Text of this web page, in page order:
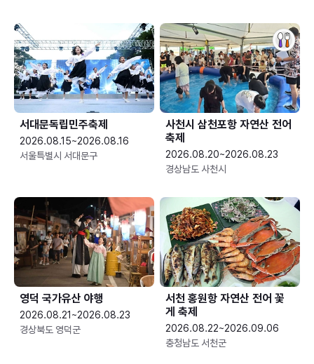
서대문독립민주축제
2026.08.15~2026.08.16
서울특별시 서대문구
사천시 삼천포항 자연산 전어
축제
2026.08.20~2026.08.23
경상남도 사천시
영덕 국가유산 야행
2026.08.21~2026.08.23
경상북도 영덕군
서천 홍원항 자연산 전어 꽃
게 축제
2026.08.22~2026.09.06
충청남도 서천군